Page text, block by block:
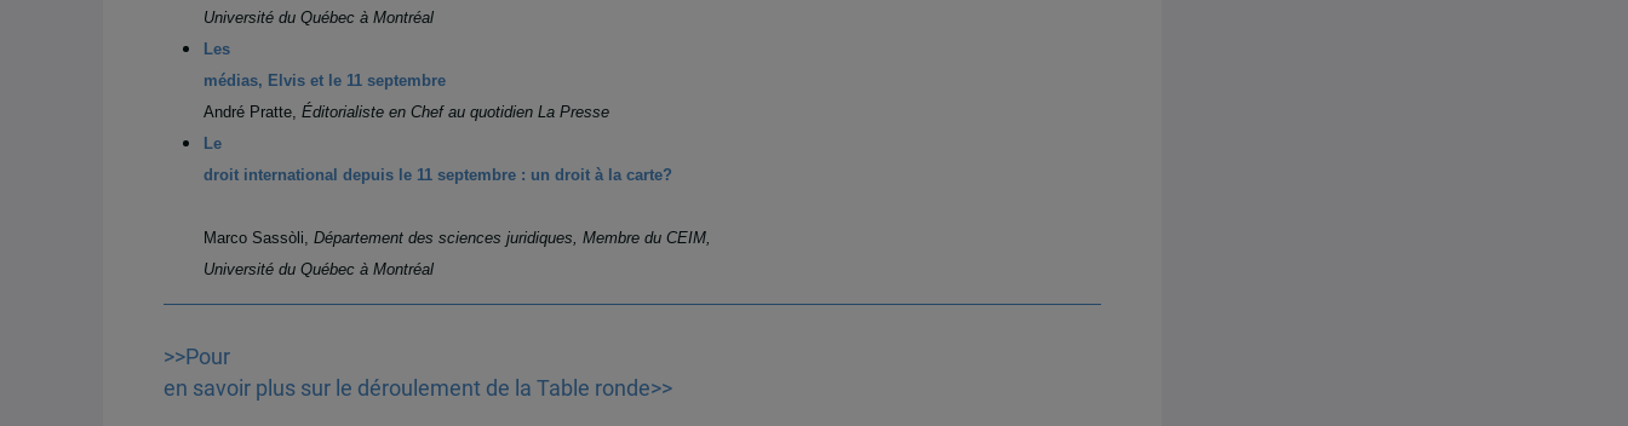
Université du Québec à Montréal
Les
médias, Elvis et le 11 septembre
André Pratte,Éditorialiste en Chef au quotidien La Presse
Le
droit international depuis le 11 septembre : un droit à la carte?
Marco Sassòli,Département des sciences juridiques, Membre du CEIM,
Université du Québec à Montréal
>>Pour
en savoir plus sur le déroulement de la Table ronde>>